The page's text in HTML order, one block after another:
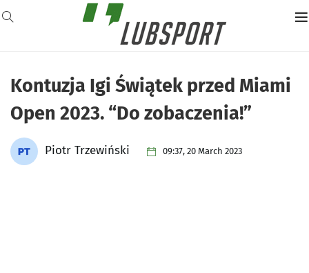
Kontuzja Igi Świątek przed Miami
Open 2023. “Do zobaczenia!”
Piotr Trzewiński 09:37, 20 March 2023